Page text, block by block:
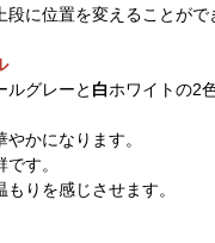
に位置を変えることがで
ルグレーと 白ホワイトの2
かになります。
す。
りを感じさせます。